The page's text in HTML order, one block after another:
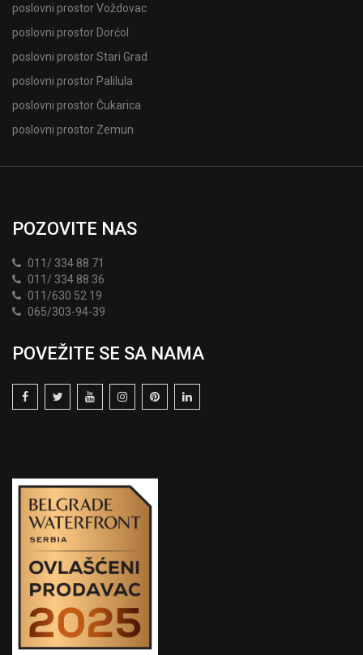
poslovni prostor Voždovac
poslovni prostor Dorćol
poslovni prostor Stari Grad
poslovni prostor Palilula
poslovni prostor Čukarica
poslovni prostor Zemun
POZOVITE NAS
011/ 334 88 71
011/ 334 88 36
011/630 52 19
065/303-94-39
POVEŽITE SE SA NAMA